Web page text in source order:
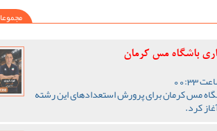
مجموعا 214 ردیف یافت شد
باشگاه مس کرمان
مس کرمان برای پرورش استعدادهای این رشته
کرد‌.